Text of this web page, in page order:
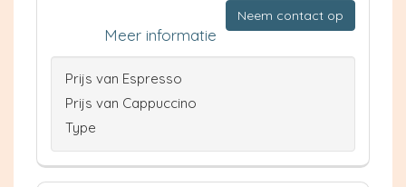
Neem contact op
Meer informatie
Prijs van Espresso
Prijs van Cappuccino
Type